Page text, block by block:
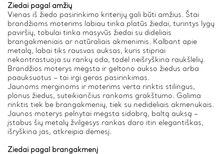
Žiedai pagal amžių
Vienas iš žiedo pasirinkimo kriterijų gali būti amžius. Štai
brandžioms moterims labiau tinka platūs žiedai, turintys lygų
paviršių, tobulai tinka masyvūs žiedai su dideliais
brangakmeniais ar natūraliais akmenimis. Kalbant apie
metalą, labai tiks rausvas auksas, kuris stipriai
nekontrastuoja su rankų oda, todėl neišryškina raukšlelių.
Brandžios moterys mėgsta ir geltono aukso žiedus arba
paauksuotus – tai irgi geras pasirinkimas.
Jaunoms merginoms ir moterims verta rinktis stilingus,
plonus žiedus, suteikiančius rankoms grakštumo. Galima
rinktis tiek be brangakmenių, tiek su nedideliais akmenukais.
Jaunos moterys pelnytai mėgsta sidabrą, baltą auksą –
įstabus šių metalų žvilgesys rankas daro itin elegantiškas,
išryškina jas, atkreipia dėmesį.
Žiedai pagal brangakmenį